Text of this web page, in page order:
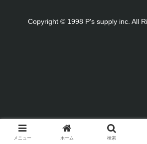
Copyright © 1998 P's supply inc. All
メニュー ホーム 検索